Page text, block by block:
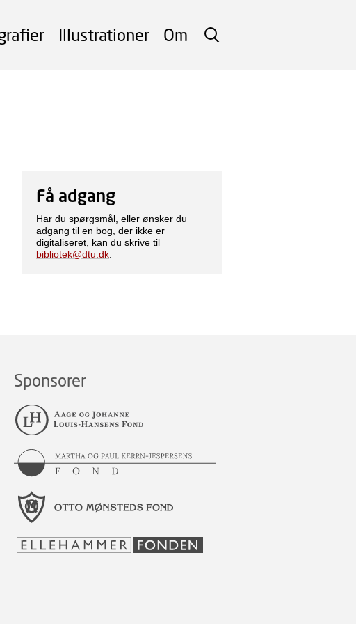
SØG
Illustrationer Om
Få adgang
Har du spørgsmål, eller ønsker du
adgang til en bog, der ikke er
digitaliseret, kan du skrive til
bibliotek@dtu.dk
Sponsorer